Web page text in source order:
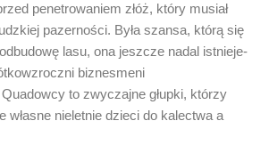
penetrowaniem złóż, który musiał
pazerności. Była szansa, którą się
lasu, ona jeszcze nadal istnieje-
biznesmeni
to zwyczajne głupki, którzy
własne nieletnie dzieci do kalectwa a